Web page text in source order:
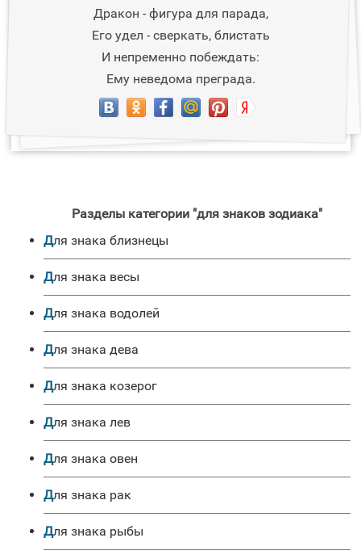
Дракон - фигура для парада,
Его удел - сверкать, блистать
И непременно побеждать:
Ему неведома преграда.
Разделы категории "для знаков зодиака"
для знака близнецы
для знака весы
для знака водолей
для знака дева
для знака козерог
для знака лев
для знака овен
для знака рак
для знака рыбы